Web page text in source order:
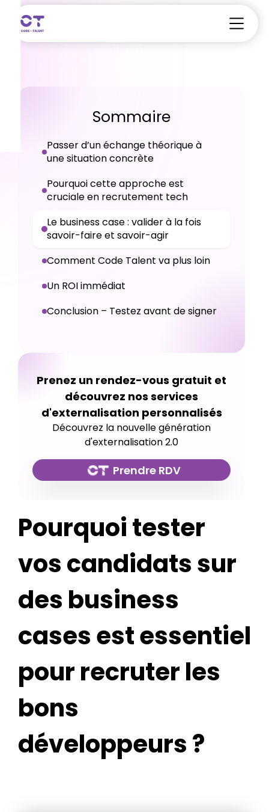
Sommaire
Passer d’un échange théorique à
une situation concrète
Pourquoi cette approche est
cruciale en recrutement tech
Le business case : valider à la fois
savoir-faire et savoir-agir
Comment Code Talent va plus loin
Un ROI immédiat
Conclusion – Testez avant de signer
Prenez un rendez-vous gratuit et
découvrez nos services
d'externalisation personnalisés
Découvrez la nouvelle génération
d'externalisation 2.0
Prendre RDV
Pourquoi tester
vos candidats sur
des business
cases est essentiel
pour recruter les
bons
développeurs ?